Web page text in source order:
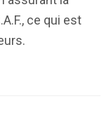
ce qui est